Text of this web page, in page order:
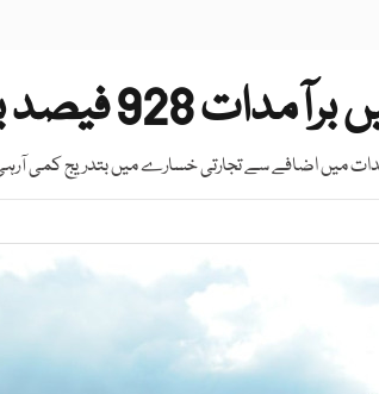
بڑھ گئیں درآمدات میں کمی
میں اضافے سے تجارتی خسارے میں بتدریج کمی